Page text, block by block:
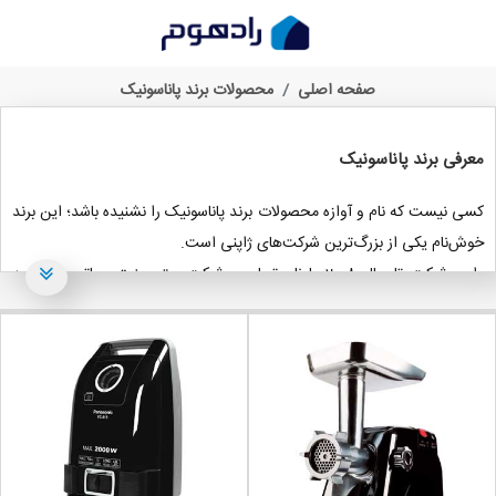
خرید محصولات پاناسونیک، از بررسی قیمت تا انتخاب
صفحه اصلی محصولات برند پاناسونیک
معرفی برند پاناسونیک
کسی نیست که نام و آوازه محصولات برند پاناسونیک را نشنیده باشد؛ این برند
خوش‌نام یکی از بزرگ‌ترین شرکت‌های ژاپنی است.
این شرکت تا سال 2008، با نام تجاری «شرکت برق صنعتی ماتسوشیتا» به
فعالیت می‌پرداخت؛ اما از ژانویه سال 2008، نام پاناسونیک را برای خود برگزید.
شرکت پاناسونیک یکی از موفق‌ترین شرکت‌های الکترونیکی در جهان است و بی
شک در این مسیر، فراز و فرودهای بسیاری را تجربه کرده است.
بنیانگذار این شرکت (کونوسوکه ماتسوشیتا